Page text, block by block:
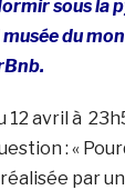
sous la
du
12 avril à
: «
réalisée par